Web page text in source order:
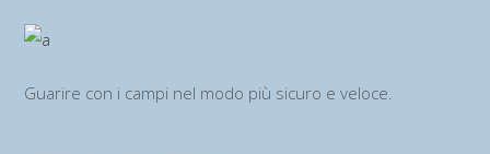
Guarire con i campi nel modo più sicuro e veloce.